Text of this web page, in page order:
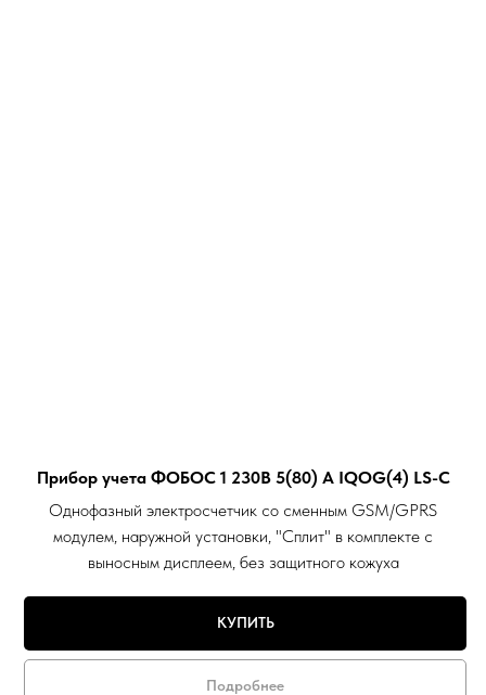
Прибор учета ФОБОС 1 230В 5(80) А IQOG(4) LS-C
Однофазный электросчетчик со сменным GSM/GPRS
модулем, наружной установки, "Сплит" в комплекте с
выносным дисплеем, без защитного кожуха
КУПИТЬ
Подробнее